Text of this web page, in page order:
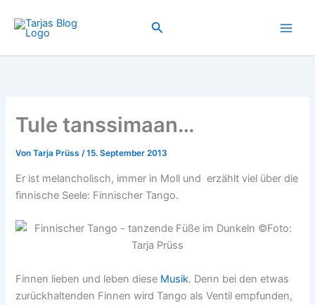
Inhalt
springen
Suchen
Tule tanssimaan…
VonTarja Prüss/15. September 2013
Er ist melancholisch, immer in Moll und erzählt viel über die
finnische Seele: Finnischer Tango.
Finnen lieben und leben diese Musik. Denn bei den etwas
zurückhaltenden Finnen wird Tango als Ventil empfunden,